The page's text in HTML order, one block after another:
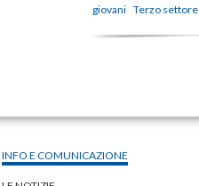
giovani Terzo settore
INFO E COMUNICAZIONE